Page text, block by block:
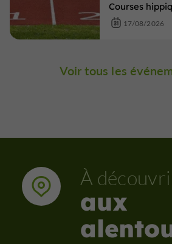
Courses
17/08/2026
Voir tous les
À
aux